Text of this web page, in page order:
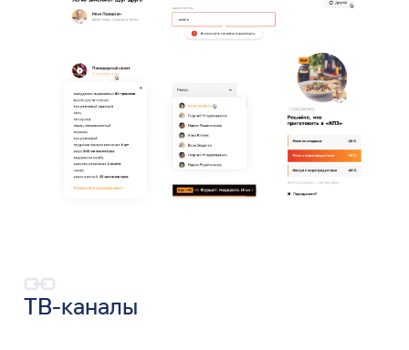
ТВ-каналы